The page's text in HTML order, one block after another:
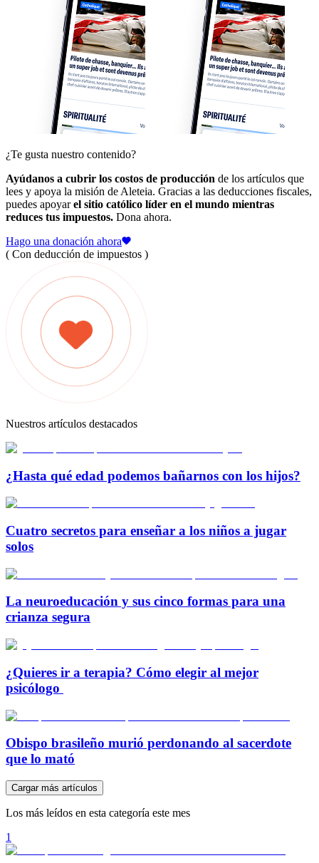
¿Te gusta nuestro contenido?
Ayúdanos a cubrir los costos de producción de los artículos que
lees y apoya la misión de Aleteia. Gracias a las deducciones fiscales,
puedes apoyarel sitio católico líder en el mundo mientras
reduces tus impuestos. Dona ahora.
Hago una donación ahora
( Con deducción de impuestos )
Nuestros artículos destacados
¿Hasta qué edad podemos bañarnos con los hijos?
Cuatro secretos para enseñar a los niños a jugar
solos
La neuroeducación y sus cinco formas para una
crianza segura
¿Quieres ir a terapia? Cómo elegir al mejor
psicólogo
Obispo brasileño murió perdonando al sacerdote
que lo mató
Cargar más artículos
Los más leídos en esta categoría este mes
1